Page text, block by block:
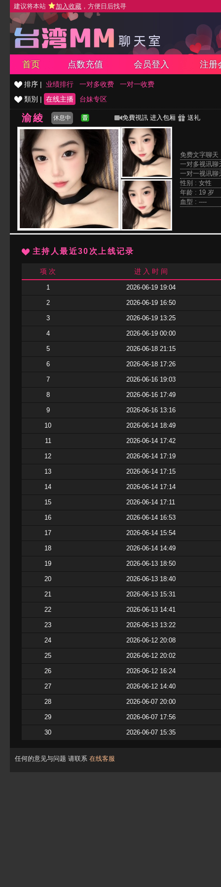
建议将本站 加入收藏 ，方便日后找寻
首页 点数充值 会员登入 注册
排序 | 业绩排行 一对多收费
一对一收费
類別 | 在线主播 台妹专区
渝綾 休息中 免費視訊 进入包厢 送礼
免费文字聊
一对多视讯
一对一视讯
性别 : 女性
年龄 : 19 岁
血型 : ----
主持人最近30次上线记录
项 次 进 入 时 间
1 2026-06-19 19:04
2 2026-06-19 16:50
3 2026-06-19 13:25
4 2026-06-19 00:00
5 2026-06-18 21:15
6 2026-06-18 17:26
7 2026-06-16 19:03
8 2026-06-16 17:49
9 2026-06-16 13:16
10 2026-06-14 18:49
11 2026-06-14 17:42
12 2026-06-14 17:19
13 2026-06-14 17:15
14 2026-06-14 17:14
15 2026-06-14 17:11
16 2026-06-14 16:53
17 2026-06-14 15:54
18 2026-06-14 14:49
19 2026-06-13 18:50
20 2026-06-13 18:40
21 2026-06-13 15:31
22 2026-06-13 14:41
23 2026-06-13 13:22
24 2026-06-12 20:08
25 2026-06-12 20:02
26 2026-06-12 16:24
27 2026-06-12 14:40
28 2026-06-07 20:00
29 2026-06-07 17:56
30 2026-06-07 15:35
任何的意见与问题 请联系 在线客服